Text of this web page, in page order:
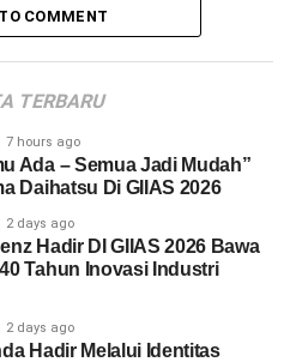
COMMENT
TERBARU
7 hours ago
Ada – Semua Jadi Mudah”
Daihatsu Di GIIAS 2026
2 days ago
Hadir DI GIIAS 2026 Bawa
Tahun Inovasi Industri
2 days ago
Hadir Melalui Identitas